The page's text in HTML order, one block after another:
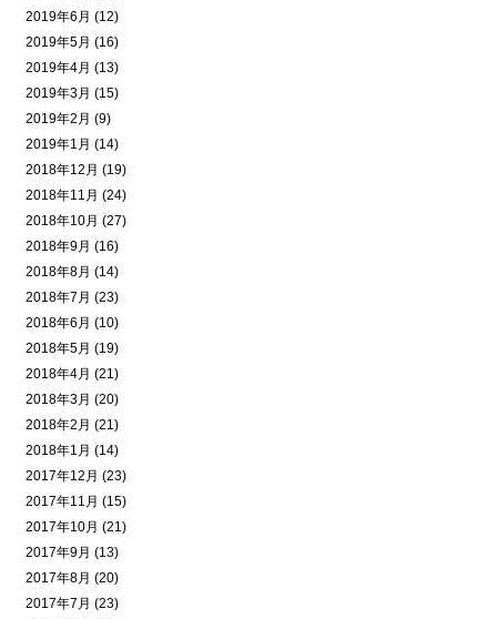
2019年6月 (12)
2019年5月 (16)
2019年4月 (13)
2019年3月 (15)
2019年2月 (9)
2019年1月 (14)
2018年12月 (19)
2018年11月 (24)
2018年10月 (27)
2018年9月 (16)
2018年8月 (14)
2018年7月 (23)
2018年6月 (10)
2018年5月 (19)
2018年4月 (21)
2018年3月 (20)
2018年2月 (21)
2018年1月 (14)
2017年12月 (23)
2017年11月 (15)
2017年10月 (21)
2017年9月 (13)
2017年8月 (20)
2017年7月 (23)